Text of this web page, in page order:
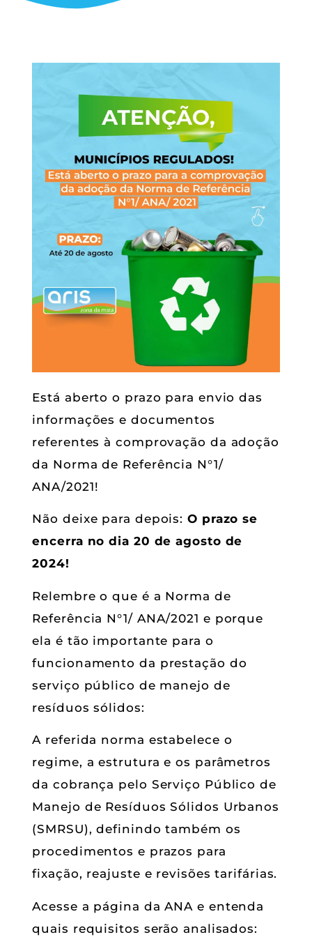
Está aberto o prazo para envio das
informações e documentos
referentes à comprovação da adoção
da Norma de Referência N°1/
ANA/2021!
Não deixe para depois:O prazo se
encerra no dia 20 de agosto de
2024!
Relembre o que é a Norma de
Referência N°1/ ANA/2021 e porque
ela é tão importante para o
funcionamento da prestação do
serviço público de manejo de
resíduos sólidos:
A referida norma estabelece o
regime, a estrutura e os parâmetros
da cobrança pelo Serviço Público de
Manejo de Resíduos Sólidos Urbanos
(SMRSU), definindo também os
procedimentos e prazos para
fixação, reajuste e revisões tarifárias.
Acesse a página da ANA e entenda
quais requisitos serão analisados: